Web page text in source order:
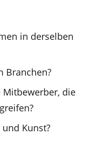
in derselben
Branchen?
die
Kunst?